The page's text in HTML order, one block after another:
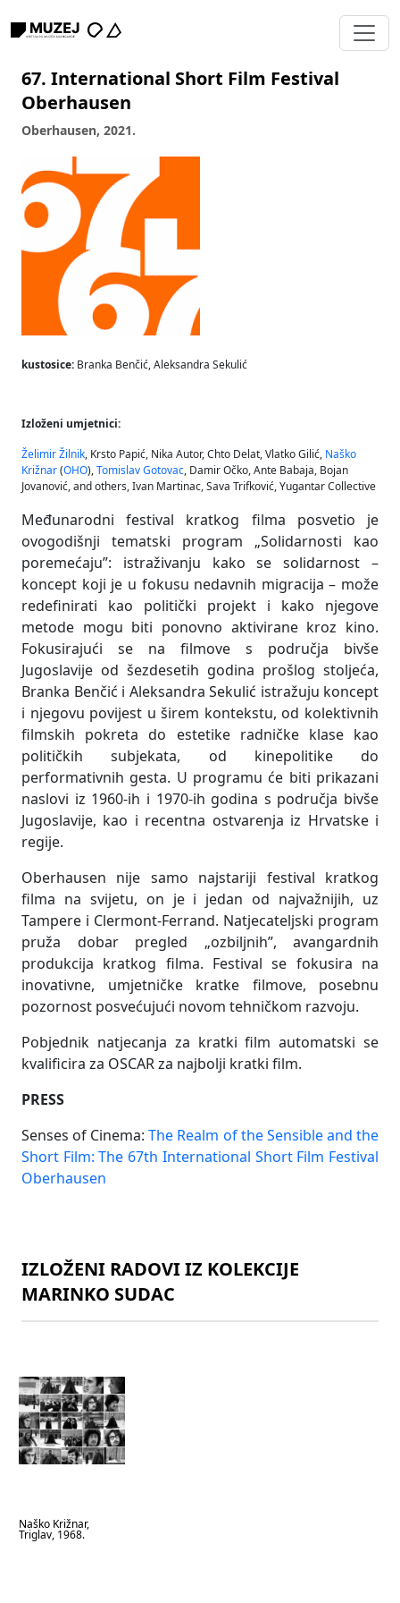
67. International Short Film Festival
Oberhausen
Oberhausen, 2021.
kustosice: Branka Benčić, Aleksandra Sekulić
Izloženi umjetnici:
Želimir Žilnik, Krsto Papić, Nika Autor, Chto Delat, Vlatko Gilić, Naško
Križnar(OHO),Tomislav Gotovac, Damir Očko, Ante Babaja, Bojan
Jovanović, and others, Ivan Martinac, Sava Trifković, Yugantar Collective
Međunarodni festival kratkog filma posvetio je
ovogodišnji tematski program „Solidarnosti kao
poremećaju”: istraživanju kako se solidarnost –
koncept koji je u fokusu nedavnih migracija – može
redefinirati kao politički projekt i kako njegove
metode mogu biti ponovno aktivirane kroz kino.
Fokusirajući se na filmove s područja bivše
Jugoslavije od šezdesetih godina prošlog stoljeća,
Branka Benčić i Aleksandra Sekulić istražuju koncept
i njegovu povijest u širem kontekstu, od kolektivnih
filmskih pokreta do estetike radničke klase kao
političkih subjekata, od kinepolitike do
performativnih gesta. U programu će biti prikazani
naslovi iz 1960-ih i 1970-ih godina s područja bivše
Jugoslavije, kao i recentna ostvarenja iz Hrvatske i
regije.
Oberhausen nije samo najstariji festival kratkog
filma na svijetu, on je i jedan od najvažnijih, uz
Tampere i Clermont-Ferrand. Natjecateljski program
pruža dobar pregled „ozbiljnih”, avangardnih
produkcija kratkog filma. Festival se fokusira na
inovativne, umjetničke kratke filmove, posebnu
pozornost posvećujući novom tehničkom razvoju.
Pobjednik natjecanja za kratki film automatski se
kvalificira za OSCAR za najbolji kratki film.
PRESS
Senses of Cinema:The Realm of the Sensible and the
Short Film: The 67th International Short Film Festival
Oberhausen
IZLOŽENI RADOVI IZ KOLEKCIJE
MARINKO SUDAC
Naško Križnar,
Triglav, 1968.